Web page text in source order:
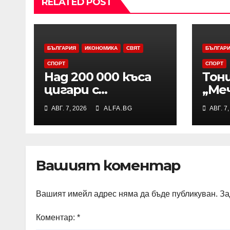
БЪЛГАРИЯ ИКОНОМИКА СВЯТ
СПОРТ
Над 200 000 къса
цигари с
български акцизен
бандерол са
задържани при
автомобил в
АВГ. 7, 2026 ALFA.BG
СПОРТ
АВГ. 7,
Вашият коментар
Вашият имейл адрес няма да бъде публикуван.
Коментар: *